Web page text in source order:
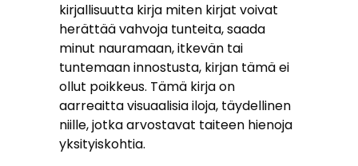
kirjallisuutta kirja miten kirjat voivat
herättää vahvoja tunteita, saada
minut nauramaan, itkevän tai
tuntemaan innostusta, kirjan tämä ei
ollut poikkeus. Tämä kirja on
aarreaitta visuaalisia iloja, täydellinen
niille, jotka arvostavat taiteen hienoja
yksityiskohtia.